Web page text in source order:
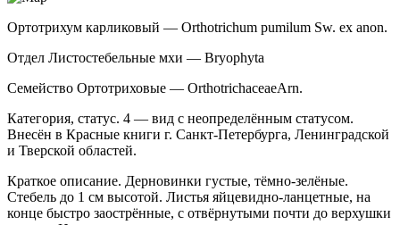
Ортотрихум карликовый — Orthotrichum pumilum Sw. ex anon.
Отдел Листостебельные мхи — Bryophyta
Семейство Ортотриховые — OrthotrichaceaeArn.
Категория, статус. 4 — вид с неопределённым статусом.
Внесён в Красные книги г. Санкт-Петербурга, Ленинградской
и Тверской областей.
Краткое описание. Дерновинки густые, тём­но-зелёные.
Стебель до 1 см высотой. Листья яйце­видно-ланцетные, на
конце быстро заострённые, с отвёрнутыми почти до верхушки